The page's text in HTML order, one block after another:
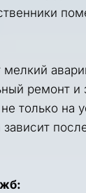
ремонт
только